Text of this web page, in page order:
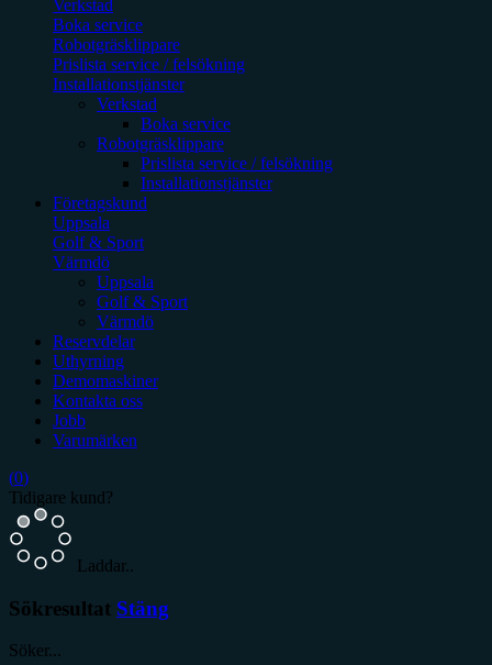
Verkstad
Boka service
Robotgräsklippare
Prislista service / felsökning
Installationstjänster
Verkstad
Boka service
Robotgräsklippare
Prislista service / felsökning
Installationstjänster
Företagskund
Uppsala
Golf & Sport
Värmdö
Uppsala
Golf & Sport
Värmdö
Reservdelar
Uthyrning
Demomaskiner
Kontakta oss
Jobb
Varumärken
(0)
Tidigare kund?
Laddar..
Sökresultat Stäng
Söker...